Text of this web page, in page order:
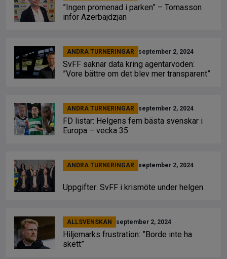
”Ingen promenad i parken” – Tomasson
inför Azerbajdzjan
ANDRA TURNERINGAR september 2, 2024
SvFF saknar data kring agentarvoden:
”Vore bättre om det blev mer transparent”
ANDRA TURNERINGAR september 2, 2024
FD listar: Helgens fem bästa svenskar i
Europa – vecka 35
ANDRA TURNERINGAR september 2, 2024
Uppgifter: SvFF i krismöte under helgen
ALLSVENSKAN september 2, 2024
Hiljemarks frustration: ”Borde inte ha
skett”